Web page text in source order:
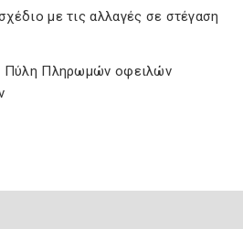
με τις αλλαγές σε στέγαση
Πύλη Πληρωμών οφειλών